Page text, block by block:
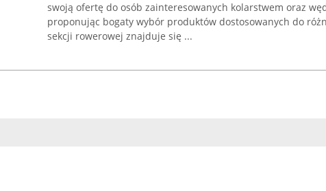
swoją ofertę do osób zainteresowanych kolarstwem oraz
proponując bogaty wybór produktów dostosowanych do
sekcji rowerowej znajduje się ...